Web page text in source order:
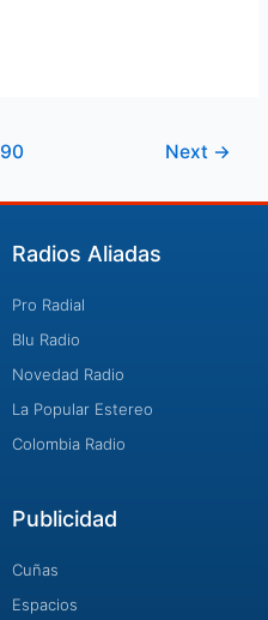
90 Next →
Radios Aliadas
Pro Radial
Blu Radio
Novedad Radio
La Popular Estereo
Colombia Radio
Publicidad
Cuñas
Espacios